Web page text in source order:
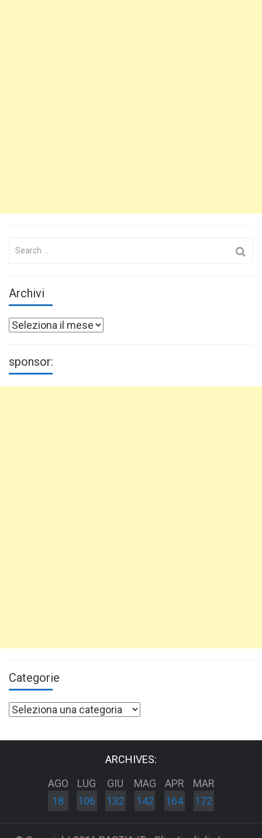
Search
Archivi
Archivi
sponsor:
Categorie
Categorie
ARCHIVES:
AGO
18
LUG
106
GIU
132
MAG
142
APR
164
MAR
172